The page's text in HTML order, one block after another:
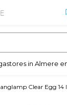
Klanten
Clear Egg 14